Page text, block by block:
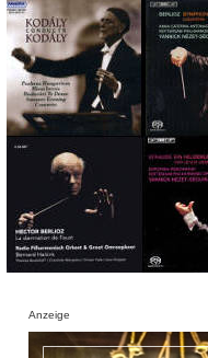
Anzeige